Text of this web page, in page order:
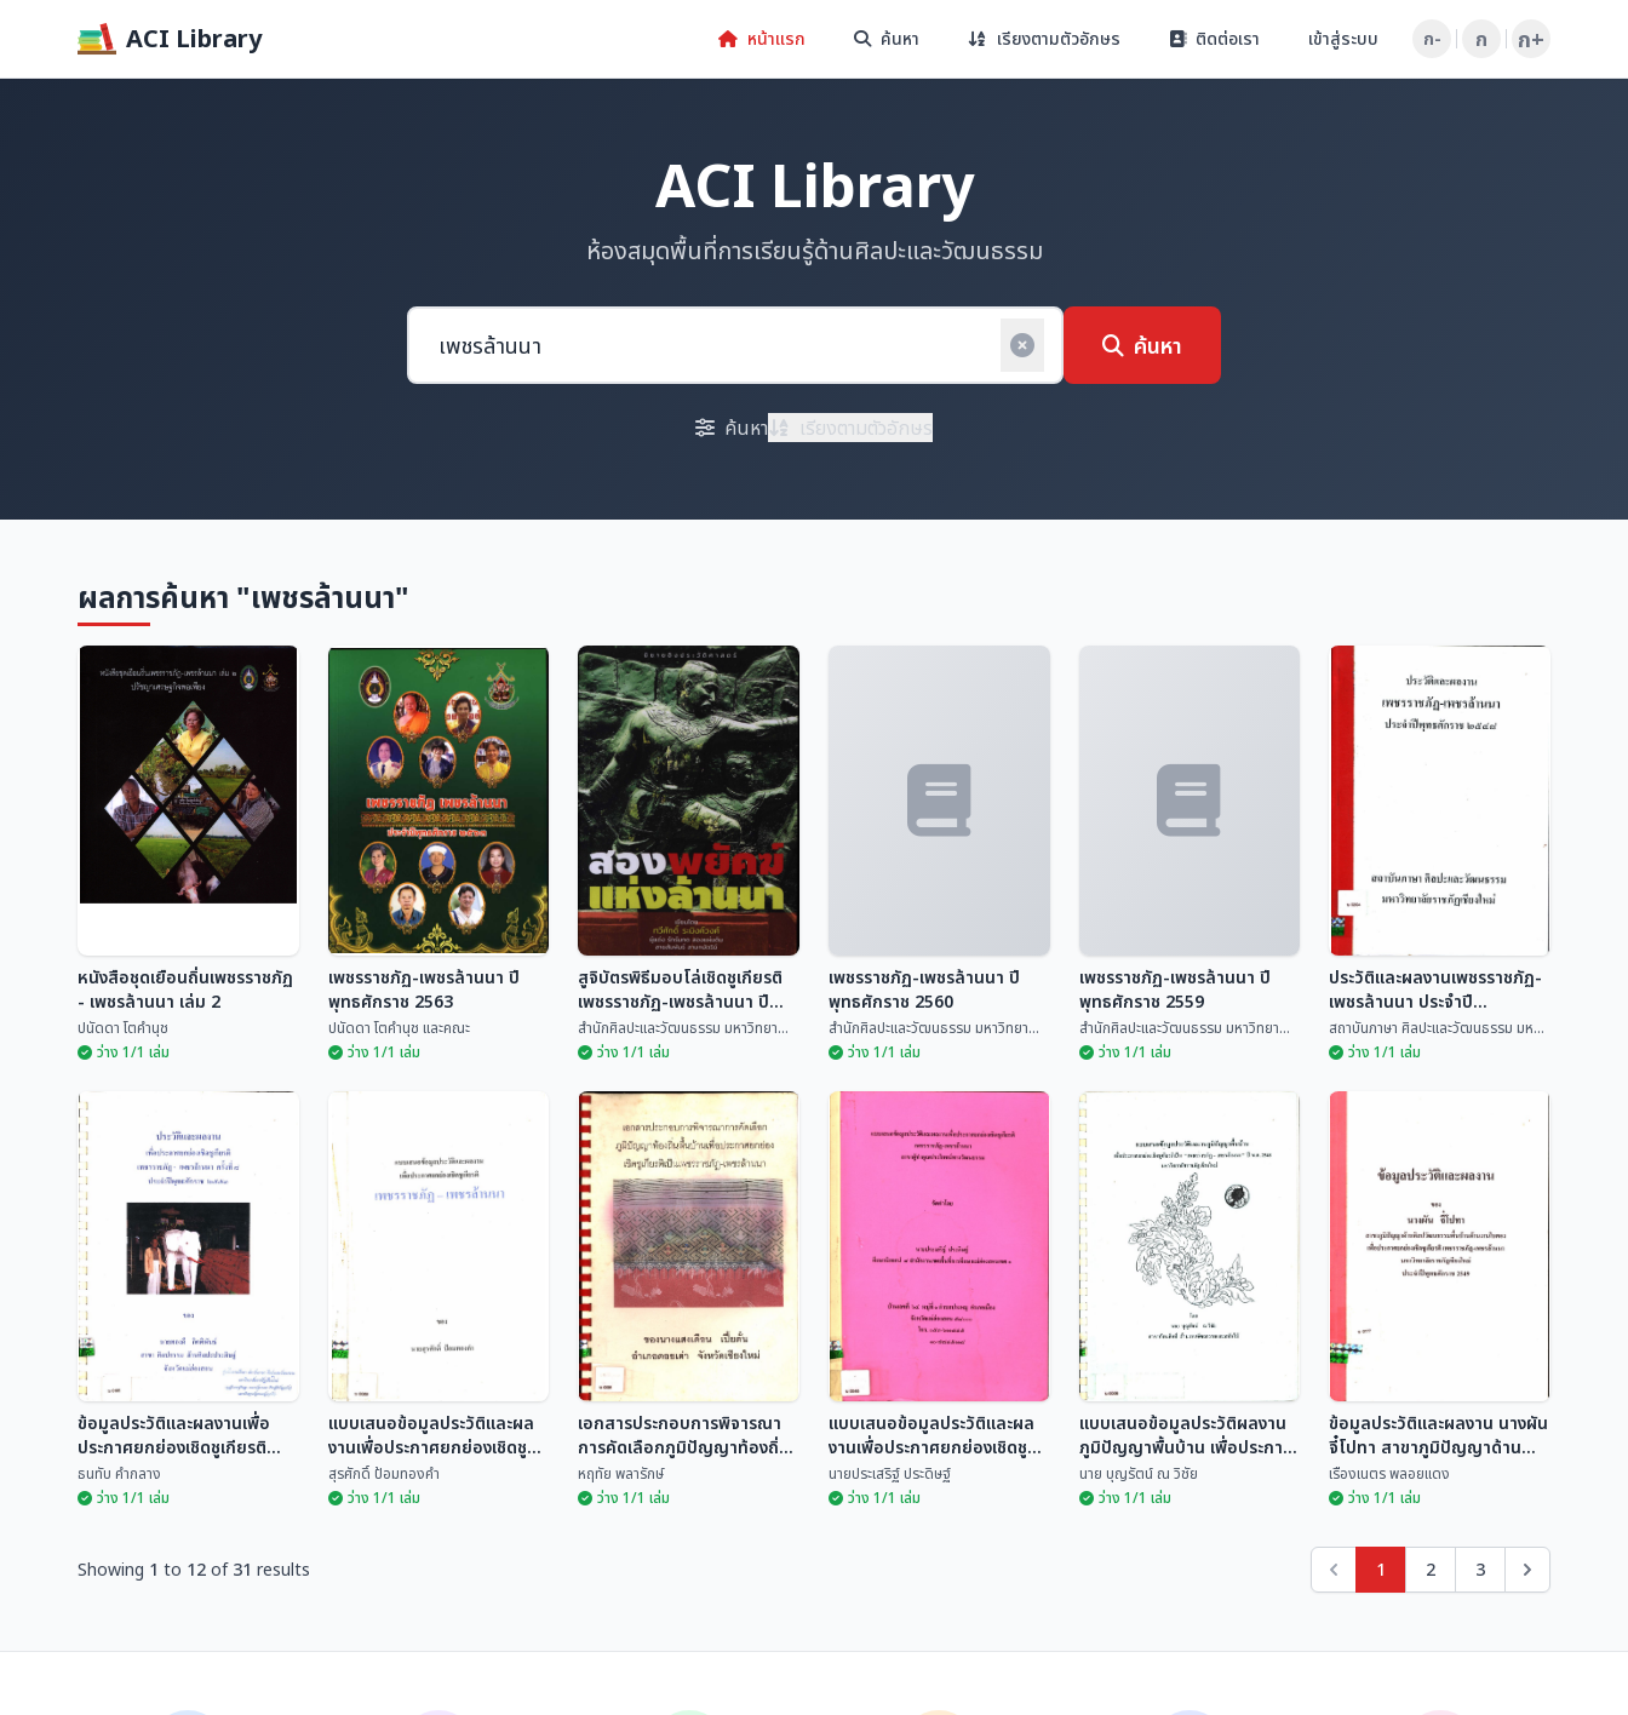
ACI Library หน้าแรก ค้นหา เรียงตามตัวอักษร ติดต่อเรา เข้าสู่ระบบ ก- ก ก+
ACI Library
ห้องสมุดพื้นที่การเรียนรู้ด้านศิลปะและวัฒนธรรม
ค้นหา
ค้นหา เรียงตามตัวอักษร
ผลการค้นหา "เพชรล้านนา"
หนังสือชุดเยือนถิ่นเพชร
ราชภัฏ - เพชรล้านนา เล่ม
ปนัดดา โตคำนุช
หนังสือชุดเยือนถิ่นเพชรราชภัฏ
- เพชรล้านนา เล่ม 2
ปนัดดา โตคำนุช
ว่าง 1/1 เล่ม
เพชรราชภัฏ-เพชรล้านนา
ปีพุทธศักราช 2563
เพชรราชภัฏ-เพชรล้านนา ปี
พุทธศักราช 2563
ปนัดดา โตคำนุช และคณะ
ว่าง 1/1 เล่ม
สูจิบัตรพิธีมอบโล่เชิดชู
เกียรติ เพชรราชภัฏ-เพชร
ล้านนา ปีพุทธศักราช
2552
สำนักศิลปะและวัฒนธรรม มหา
วิทยา...
สูจิบัตรพิธีมอบโล่เชิดชูเกียรติ
เพชรราชภัฏ-เพชรล้านนา ปี
พุทธศักราช 2552
สำนักศิลปะและวัฒนธรรม มหาวิทยา...
ว่าง 1/1 เล่ม
เพชรราชภัฏ-เพชรล้านนา
สำนักศิลปะและวัฒนธรรม มหา
วิทยา...
เพชรราชภัฏ-เพชรล้านนา ปี
พุทธศักราช 2560
สำนักศิลปะและวัฒนธรรม มหาวิทยา...
ว่าง 1/1 เล่ม
เพชรราชภัฏ-เพชรล้านนา
ปีพุทธศักราช 2559
สำนักศิลปะและวัฒนธรรม มหา
วิทยา...
เพชรราชภัฏ-เพชรล้านนา ปี
พุทธศักราช 2559
สำนักศิลปะและวัฒนธรรม มหาวิทยา...
ว่าง 1/1 เล่ม
ประวัติและผลงานเพชร
ราชภัฏ-เพชรล้านนา
ประจำปีพุทธศักราช ๒๕๔๘
สถาบันภาษา ศิลปะและ
วัฒนธรรม มห...
ประวัติและผลงานเพชรราชภัฏ-
เพชรล้านนา ประจำปี
พุทธศักราช ๒๕๔๘
สถาบันภาษา ศิลปะและวัฒนธรรม มห...
ว่าง 1/1 เล่ม
เพื่อประกาศยกย่องเชิดชู
ข้อมูลประวัติและผลงานเพื่อ
ประกาศยกย่องเชิดชูเกียรติ
"เพชรราชภัฏ - เพชรล้านนา"
ครั้งที่ ๘ ประจำปีพุทธศักราช
ธนทับ คำกลาง
ว่าง 1/1 เล่ม
และผลงานเพื่อประกาศ
แบบเสนอข้อมูลประวัติและผล
งานเพื่อประกาศยกย่องเชิดชู
เกียรติ เพชรราชภัฏ-เพชรล้าน
นา ของ นายสุรศักดิ์ ป้อม
สุรศักดิ์ ป้อมทองคำ
ว่าง 1/1 เล่ม
พิจารณาการคัดเลือก
เอกสารประกอบการพิจารณา
การคัดเลือกภูมิปัญญาท้องถิ่น
พื้นบ้านเพื่อประกาศยกย่อง
เชิดชูเกียรติเป็นเพชรราชภัฏ-
หฤทัย พลารักษ์
ว่าง 1/1 เล่ม
และผลงานเพื่อประกาศ
แบบเสนอข้อมูลประวัติและผล
งานเพื่อประกาศยกย่องเชิดชู
เกียรติ เพชรราชภัฏ-เพชรล้าน
นา สาขาผู้ทำคุณประโยชน์ทาง
นายประเสริฐ์ ประดิษฐ์
ว่าง 1/1 เล่ม
งานภูมิปัญญาพื้นบ้าน
แบบเสนอข้อมูลประวัติผลงาน
ภูมิปัญญาพื้นบ้าน เพื่อประกาศ
ยกย่องเชิดชูเกียรติเป็น เพชร
ราชภัฏ-เพชรล้านนา ปี พ.ศ.
นาย บุญรัตน์ ณ วิชัย
ว่าง 1/1 เล่ม
นางผัน จี๋โปทา สาขา
ข้อมูลประวัติและผลงาน นางผัน
จี๋โปทา สาขาภูมิปัญญาด้าน
ศิลปวัฒนธรรมพื้นบ้านด้านงาน
ใบตอง เพื่อประกาศยกย่อง
เพชรล้านนา"
เรืองเนตร พลอยแดง
ว่าง 1/1 เล่ม
Showing 1 to 12 of 31 results 1 2 3